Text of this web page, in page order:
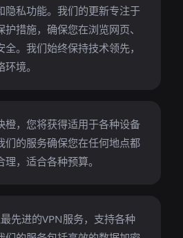
隐私功能。我们的更新专注于
措施，确保您在浏览网页、
。我们始终保持技术领先，
境。
橙，您将获得适用于各种设备
们的服务确保您在任何地点都
，适合各种预算。
先进的VPN服务，支持各种